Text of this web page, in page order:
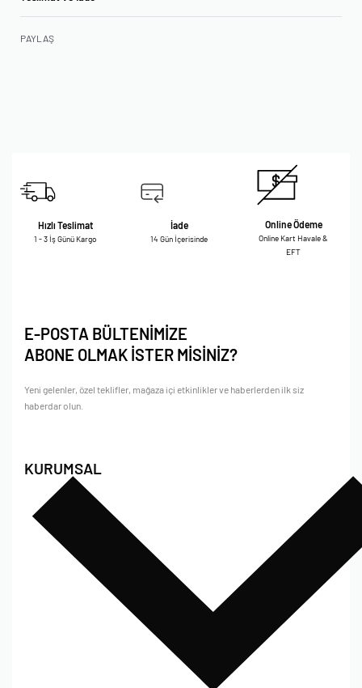
PAYLAŞ
Hızlı Teslimat
1 - 3 İş Günü Kargo
İade
14 Gün İçerisinde
Online Ödeme
Online Kart Havale &
EFT
KURUMSAL
E-POSTA BÜLTENİMİZE
ABONE OLMAK İSTER MİSİNİZ?
Yeni gelenler, özel teklifler, mağaza içi etkinlikler ve haberlerden ilk siz
haberdar olun.